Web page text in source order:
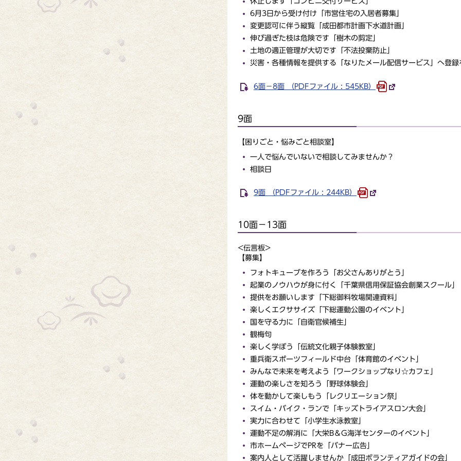
6月3日から受け付け「市営住宅の入居者募集」
変更認可に伴う縦覧「成田都市計画下水道計画」
伸び過ぎた枝は危険です「樹木の剪定」
土地の適正管理が大切です「不法投棄防止」
災害・各種情報を提供する「なりたメール配信サービス」へ登録
6面－8面 （PDFファイル : 545KB）
9面
【困りごと・悩みごと相談室】
一人で悩んでいないで相談してみませんか？
相談日
9面 （PDFファイル : 244KB）
10面－13面
<伝言板>
【募集】
フォトキューブを作ろう「お父さんありがとう」
起業のノウハウが身に付く「千葉県信用保証協会創業スクール」
提供をお願いします「下総御料牧場関連資料」
楽しくエクササイズ「下総運動公園のイベント」
国を守る力に「自衛官候補生」
観梅句
楽しく学ぼう「伝統文化親子体験教室」
重兵衛スポーツフィールド中台「体育館のイベント」
みんなで未来を考えよう「ワークショップなり☆カフェ」
運動の楽しさを知ろう「野球体験会」
体を動かして楽しもう「レクリエーション祭」
スイム・バイク・ランで「キッズトライアスロン大会」
実力に合わせて「小学生水泳教室」
運動不足の解消に「大栄B＆G海洋センターのイベント」
市ホームページでPRを「バナー広告」
案内人として活躍しませんか「成田ボランティアガイドの会」